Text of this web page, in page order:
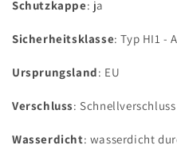
Schutzkappe: ja
Sicherheitsklasse: Typ HI1 -
Ursprungsland: EU
Verschluss: Schnellverschluss
Wasserdicht: wasserdicht